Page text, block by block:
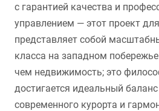
с гарантией качества и
управлением — этот проект
представляет собой
класса на западном
чем недвижимость; это
достигается идеальный
современного курорта и